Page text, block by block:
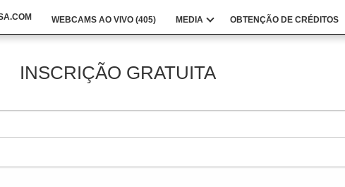
WEBCAMS AO VIVO (405) MEDIA OBTENÇÃO DE CRÉDITOS
INSCRIÇÃO GRATUITA